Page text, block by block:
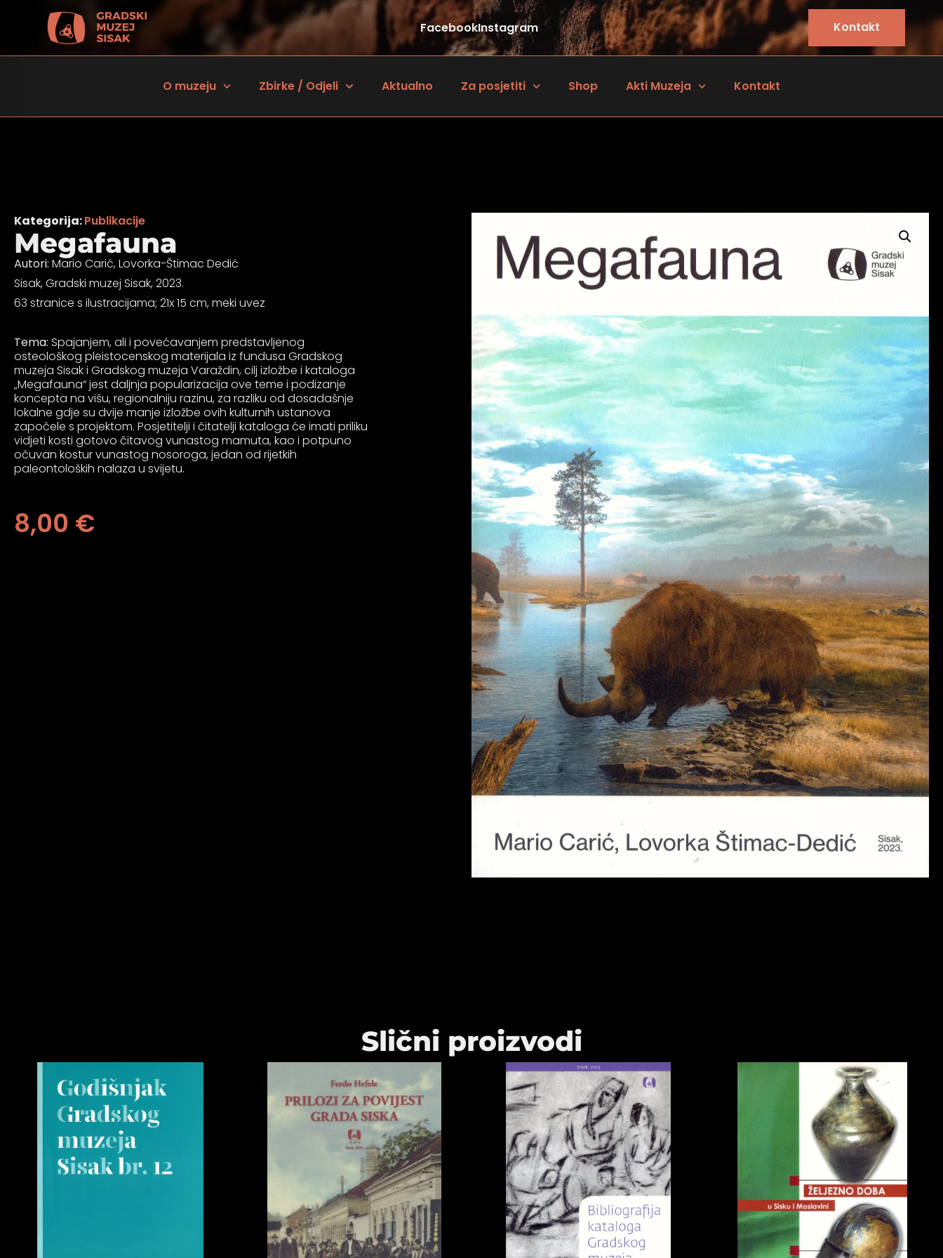
FacebookInstagram Kontakt
O muzeju Zbirke / Odjeli Aktualno Za posjetiti Shop Akti Muzeja Kontakt
Kategorija:Publikacije
Megafauna
Autori: Mario Carić, Lovorka-Štimac Dedić
Sisak, Gradski muzej Sisak, 2023.
63 stranice s ilustracijama; 21x 15 cm, meki uvez
Tema: Spajanjem, ali i povećavanjem predstavljenog
osteološkog pleistocenskog materijala iz fundusa Gradskog
muzeja Sisak i Gradskog muzeja Varaždin, cilj izložbe i kataloga
„Megafauna“ jest daljnja popularizacija ove teme i podizanje
koncepta na višu, regionalniju razinu, za razliku od dosadašnje
lokalne gdje su dvije manje izložbe ovih kulturnih ustanova
započele s projektom. Posjetitelji i čitatelji kataloga će imati priliku
vidjeti kosti gotovo čitavog vunastog mamuta, kao i potpuno
očuvan kostur vunastog nosoroga, jedan od rijetkih
paleontoloških nalaza u svijetu.
8,00 €
Slični proizvodi
za osobe sa oštećenjem vida
prijateljski režim
za slijepe
režim za epilepsiju